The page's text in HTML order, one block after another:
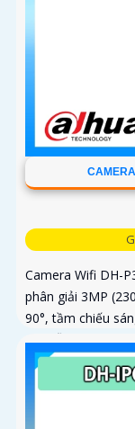
Camera Wifi DH-
phân giải 3MP
90°, tầm chiếu
ra, mẫu camera
thẻ nhớ tối đa